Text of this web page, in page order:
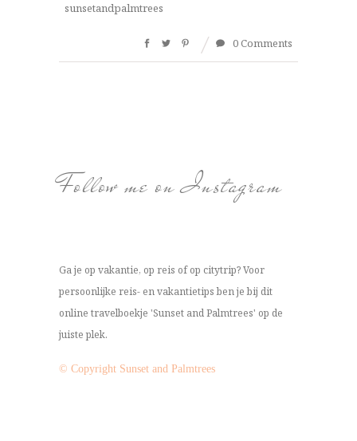
sunsetandpalmtrees
0 Comments
Follow me on Instagram
Ga je op vakantie, op reis of op citytrip? Voor
persoonlijke reis- en vakantietips ben je bij dit
online travelboekje 'Sunset and Palmtrees' op de
juiste plek.
© Copyright Sunset and Palmtrees